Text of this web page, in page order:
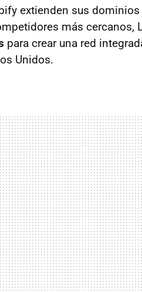
extienden sus
más cercanos,
para crear una red
Unidos.